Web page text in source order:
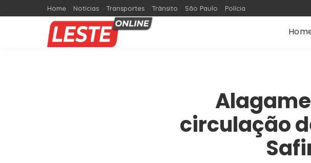
Home Notícias Transportes Trânsito São Paulo Polícia
circulação